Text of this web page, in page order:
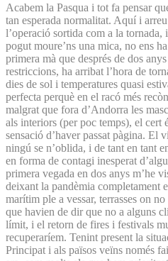
Acabem la Pasqua i tot fa pensar
tan esperada normalitat. Aquí i
l’operació sortida com a la
pogut moure’ns una mica, no ens
primera mà que després de dos
restriccions, ha arribat l’hora de
dies de sol i temperatures quasi
perfecta perquè en el racó més
malgrat que fora d’Andorra les
als interiors (per poc temps), el cert
sensació d’haver passat pàgina. El
ningú se n’oblida, i de tant en tant
en forma de contagi inesperat
primera vegada en dos anys m’he
deixant la pandèmia completament
marítim ple a vessar, terrasses on
que havien de dir que no a alguns
límit, i el retorn de fires i festivals
recuperaríem. Tenint present la
Principat i als països veïns només